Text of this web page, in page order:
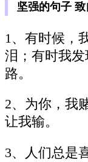
坚强的句子
1、有时候，
泪；有时我
路。
2、为你，我
让我输。
3、人们总是